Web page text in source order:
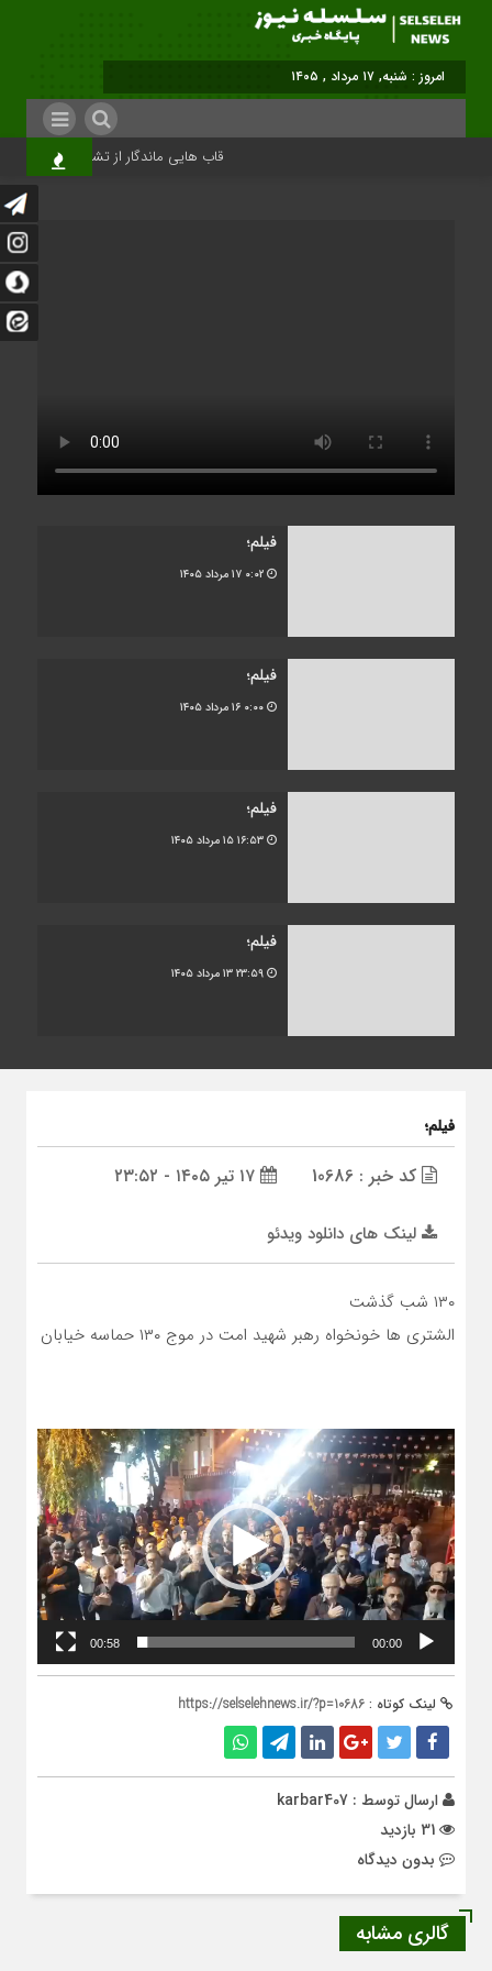
امروز : شنبه, ۱۷ مرداد , ۱۴۰۵
قاب هایی ماندگار از تشییع رهبر شهید در
فیلم؛
۱۷ مرداد ۱۴۰۵
فیلم؛
۱۶ مرداد ۱۴۰۵
فیلم؛
۱۵ مرداد ۱۴۰۵
فیلم؛
۱۳ مرداد ۱۴۰۵
فیلم؛
کد خبر : 10686
لینک های دانلود ویدئو
۱۳۰ شب گذشت
الشتری ها خونخواه رهبر شهید امت در موج ۱۳۰ حماسه خیابان
نمایشگر
ویدیو
00:00
00:58
لینک کوتاه : https://selselehnews.ir/?p=10686
ارسال توسط : karbar407
بدون دیدگاه
گالری مشابه